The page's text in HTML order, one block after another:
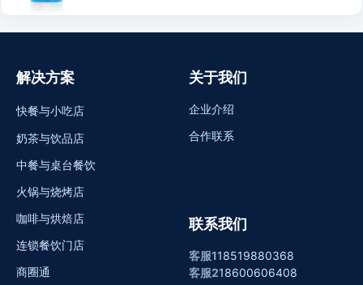
解决方案
快餐与小吃店
奶茶与饮品店
中餐与桌台餐饮
火锅与烧烤店
咖啡与烘焙店
连锁餐饮门店
商圈通
关于我们
企业介绍
合作联系
联系我们
客服118519880368
客服218600606408